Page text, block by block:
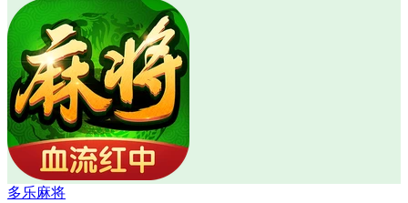
多乐麻将